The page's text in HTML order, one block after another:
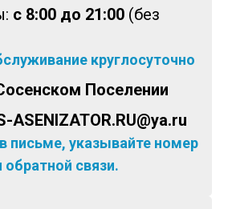
с 8:00 до 21:00 (без
круглосуточно
Поселении
ASENIZATOR.RU@ya.ru
письме, указывайте номер
связи.